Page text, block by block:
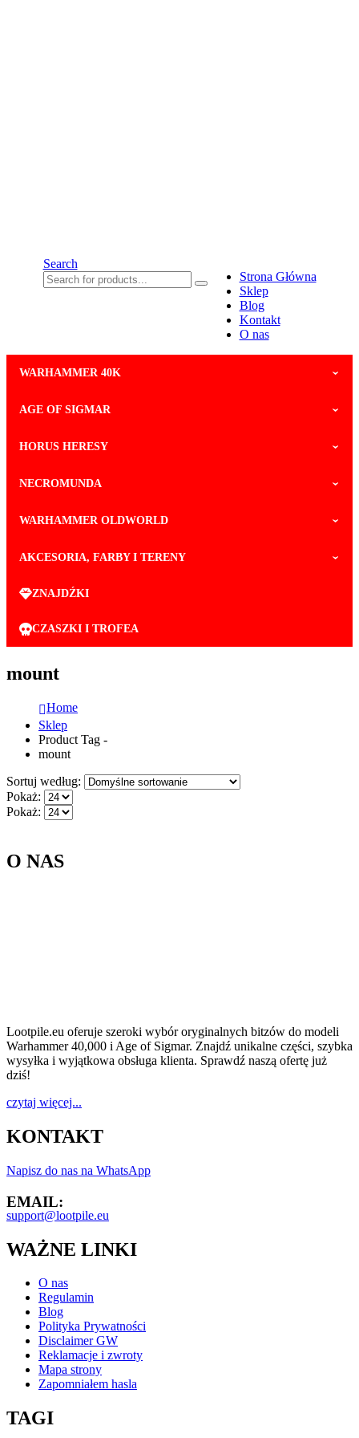
Search
Strona Główna
Sklep
Blog
Kontakt
O nas
WARHAMMER 40K
AGE OF SIGMAR
HORUS HERESY
NECROMUNDA
WARHAMMER OLDWORLD
AKCESORIA, FARBY I TERENY
ZNAJDŹKI
CZASZKI I TROFEA
mount
Home
Sklep
Product Tag -
mount
Sortuj według:
Pokaż:
Pokaż:
O NAS
Lootpile.eu oferuje szeroki wybór oryginalnych bitzów do modeli
Warhammer 40,000 i Age of Sigmar. Znajdź unikalne części, szybka
wysyłka i wyjątkowa obsługa klienta. Sprawdź naszą ofertę już
dziś!
czytaj więcej...
KONTAKT
Napisz do nas na WhatsApp
EMAIL:
support@lootpile.eu
WAŻNE LINKI
O nas
Regulamin
Blog
Polityka Prywatności
Disclaimer GW
Reklamacje i zwroty
Mapa strony
Zapomniałem hasla
TAGI